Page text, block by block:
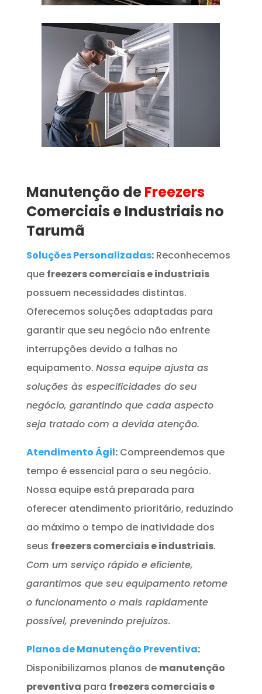
Manutenção deFreezers
Comerciais e Industriais no
Tarumã
Soluções Personalizadas:Reconhecemos
que freezers comerciais e industriais
possuem necessidades distintas.
Oferecemos soluções adaptadas para
garantir que seu negócio não enfrente
interrupções devido a falhas no
equipamento. Nossa equipe ajusta as
soluções às especificidades do seu
negócio, garantindo que cada aspecto
seja tratado com a devida atenção.
Atendimento Ágil:Compreendemos que
tempo é essencial para o seu negócio.
Nossa equipe está preparada para
oferecer atendimento prioritário, reduzindo
ao máximo o tempo de inatividade dos
seus freezers comerciais e industriais.
Com um serviço rápido e eficiente,
garantimos que seu equipamento retome
o funcionamento o mais rapidamente
possível, prevenindo prejuízos.
Planos de Manutenção Preventiva:
Disponibilizamos planos de manutenção
preventiva para freezers comerciais e